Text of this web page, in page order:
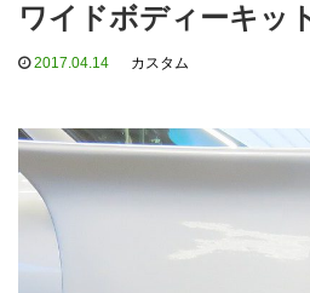
ワイドボディーキッ
2017.04.14 カスタム